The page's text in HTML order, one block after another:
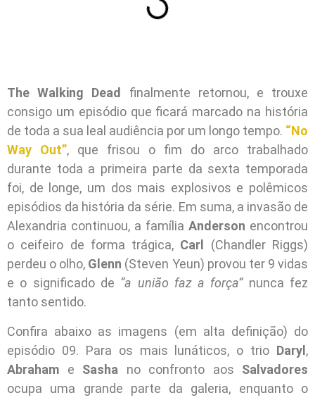
The Walking Dead
finalmente retornou, e trouxe
consigo um episódio que ficará marcado na história
de toda a sua leal audiência por um longo tempo. “No
Way Out”, que frisou o fim do arco trabalhado
durante toda a primeira parte da sexta temporada
foi, de longe, um dos mais explosivos e polêmicos
episódios da história da série. Em suma, a invasão de
Alexandria continuou, a família Anderson encontrou
o ceifeiro de forma trágica, Carl
(Chandler Riggs)
perdeu o olho, Glenn (Steven Yeun) provou ter 9 vidas
e o significado de “a união faz a força”nunca fez
tanto sentido.
Confira abaixo as imagens (em alta definição) do
episódio 09. Para os mais lunáticos, o trio Daryl,
Abraham e Sasha no confronto aos Salvadores
ocupa uma grande parte da galeria, enquanto o